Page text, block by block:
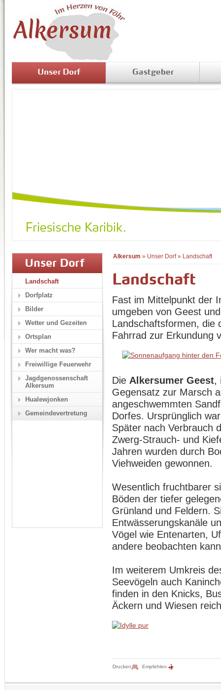
Unser Dorf Gastgeber
Alkersum » Unser Dorf» Landschaft
Landschaft
Fast im Mittelpunkt der
umgeben von Geest
Landschaftsformen, die
Fahrrad zur Erkundung
Die Alkersumer Geest,
Gegensatz zur Marsch
angeschwemmten
Dorfes. Ursprünglich
Später nach Verbrauch
Zwerg-Strauch- und
Jahren wurden durch
Viehweiden gewonnen.
Wesentlich fruchtbarer
Böden der tiefer
Grünland und Feldern.
Entwässerungskanäle
Vögel wie Entenarten,
andere beobachten
Im weiterem Umkreis
Seevögeln auch
finden in den Knicks,
Äckern und Wiesen
Unser Dorf
Landschaft
Dorfplatz
Bilder
Wetter und Gezeiten
Ortsplan
Wer macht was?
Freiwillige Feuerwehr
Jagdgenossenschaft
Alkersum
Hualewjonken
Gemeindevertretung
Drucken Empfehlen